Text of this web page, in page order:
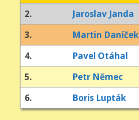
2.
Jaroslav Janda
3.
Martin Daníček
4.
Pavel Otáhal
5.
Petr Němec
6.
Boris Lupták